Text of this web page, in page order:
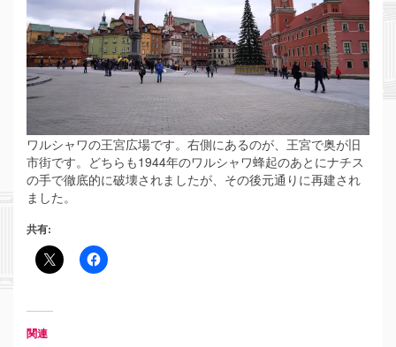
ワルシャワの王宮広場です。右側にあるのが、王宮で奥が旧
市街です。どちらも1944年のワルシャワ蜂起のあとにナチス
の手で徹底的に破壊されましたが、その後元通りに再建され
ました。
共有:
関連